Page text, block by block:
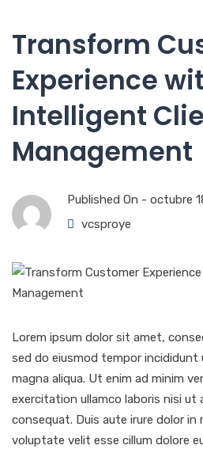
Transform
Experience
Intelligent
Management
Published On - octubre
vcsproye
Lorem ipsum dolor sit amet,
sed do eiusmod tempor incididunt
magna aliqua. Ut enim ad minim
exercitation ullamco laboris nisi ut
consequat. Duis aute irure dolor in
voluptate velit esse cillum dolore